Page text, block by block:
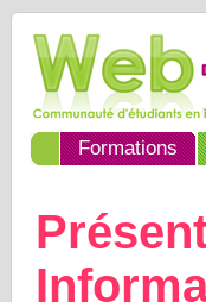
Formations